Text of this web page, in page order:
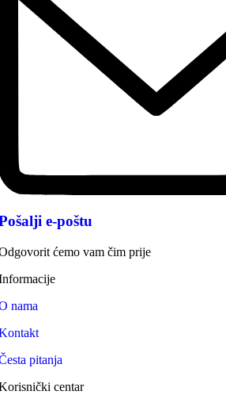
e-poštu
ćemo vam čim prije
nama
pitanja
centar